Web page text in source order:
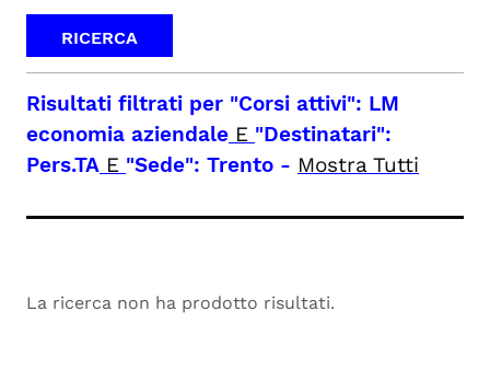
Risultati filtrati per "Corsi attivi": LM
economia aziendale E "Destinatari":
Pers.TA E "Sede": Trento - Mostra Tutti
La ricerca non ha prodotto risultati.